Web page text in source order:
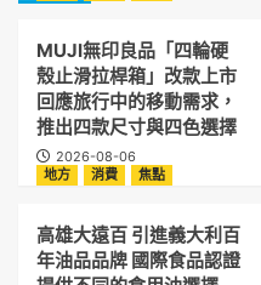
MUJI無印良品「四輪硬
殼止滑拉桿箱」改款上市
回應旅行中的移動需求，
推出四款尺寸與四色選擇
2026-08-06
地方
消費 焦點
高雄大遠百 引進義大利百
年油品品牌 國際食品認證